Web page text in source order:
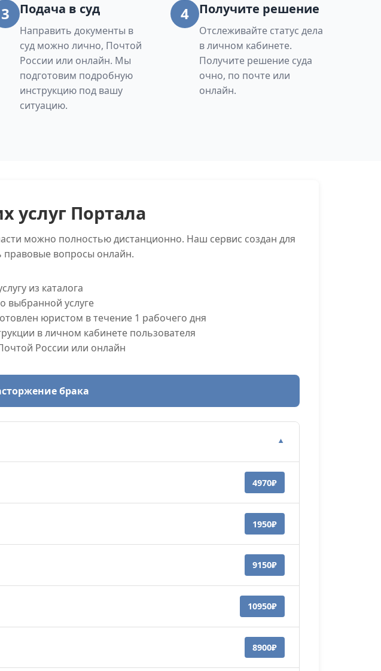
3 Подача в суд
Направить документы в
суд можно лично, Почтой
России или онлайн. Мы
подготовим подробную
инструкцию под вашу
ситуацию.
4 Получите решение
Отслеживайте статус дела
в личном кабинете.
Получите решение суда
очно, по почте или
онлайн.
услуг Портала
можно полностью дистанционно. Наш сервис создан для
правовые вопросы онлайн.
из каталога
выбранной услуге
юристом в течение 1 рабочего дня
в личном кабинете пользователя
России или онлайн
брака
▼
4970₽
1950₽
9150₽
10950₽
8900₽